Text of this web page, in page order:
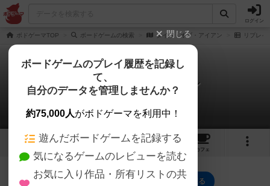
ログイン
ボドゲーマTOP ボードゲームの検索 タイド・オブ・アイアン リプレイ
タイド・オブ・アイアン
0件のリプレイ日記
4 1
カフェ
タイド・オブ・アイアンのトップに戻る
閉じる
ボードゲームのプレイ履歴を記録し
て、
自分のデータを管理しませんか？
約75,000人がボドゲーマを利用中！
遊んだボードゲームを記録する
気になるゲームのレビューを読む
お気に入り作品・所有リストの共